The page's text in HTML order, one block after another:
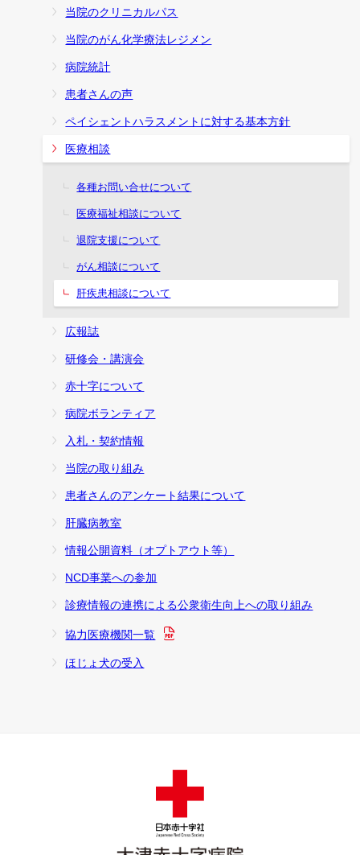
当院のクリニカルパス
当院のがん化学療法レジメン
病院統計
患者さんの声
ペイシェントハラスメントに対する基本方針
医療相談
各種お問い合せについて
医療福祉相談について
退院支援について
がん相談について
肝疾患相談について
広報誌
研修会・講演会
赤十字について
病院ボランティア
入札・契約情報
当院の取り組み
患者さんのアンケート結果について
肝臓病教室
情報公開資料（オプトアウト等）
NCD事業への参加
診療情報の連携による公衆衛生向上への取り組み
協力医療機関一覧
ほじょ犬の受入